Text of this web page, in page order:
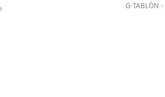
G·TABLÓN -